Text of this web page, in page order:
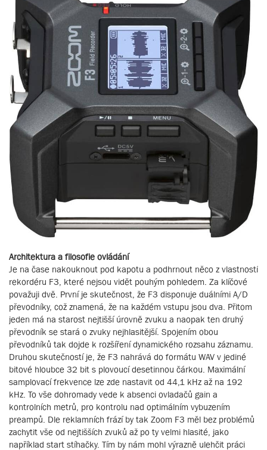
Architektura a filosofie ovládání
Je na čase nakouknout pod kapotu a podhrnout něco z vlastností
rekordéru F3, které nejsou vidět pouhým pohledem. Za klíčové
považuji dvě. První je skutečnost, že F3 disponuje duálními A/D
převodníky, což znamená, že na každém vstupu jsou dva. Přitom
jeden má na starost nejtišší úrovně zvuku a naopak ten druhý
převodník se stará o zvuky nejhlasitější. Spojením obou
převodníků tak dojde k rozšíření dynamického rozsahu záznamu.
Druhou skutečností je, že F3 nahrává do formátu WAV v jediné
bitové hloubce 32 bit s plovoucí desetinnou čárkou. Maximální
samplovací frekvence lze zde nastavit od 44,1 kHz až na 192
kHz. To vše dohromady vede k absenci ovladačů gain a
kontrolních metrů, pro kontrolu nad optimálním vybuzením
preampů. Dle reklamních frází by tak Zoom F3 měl bez problémů
zachytit vše od nejtišších zvuků až po ty velmi hlasité, jako
například start stíhačky. Tím by nám mohl výrazně ulehčit práci